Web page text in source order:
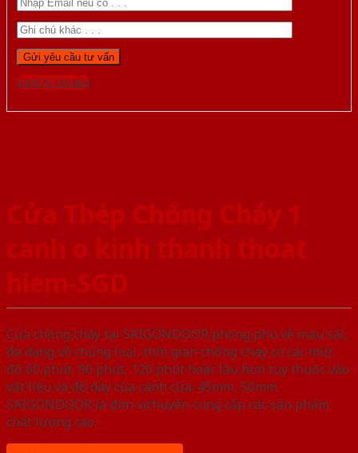
Gọi 0976.169.864
Cửa Thép Chống Cháy 1
canh o kinh thanh thoat
hiem-SGD
Cửa chống cháy tại SAIGONDOOR phong phú về màu sắc,
đa dạng về chủng loại, thời gian chống cháy có các mức
độ 60 phút, 90 phút, 120 phút hoặc lâu hơn tùy thuộc vào
vật liệu và độ dày của cánh cửa: 45mm, 50mm.
SAIGONDOOR là đơn vị chuyên cung cấp các sản phẩm
chất lượng cao.